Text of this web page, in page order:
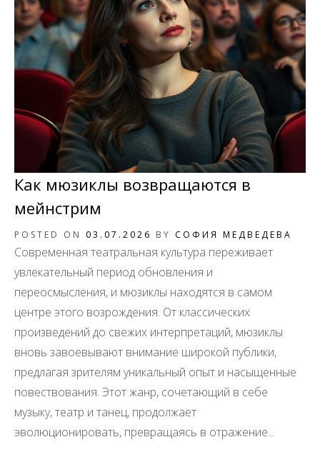
Как мюзиклы возвращаются в
мейнстрим
POSTED ON 03.07.2026 BY СОФИЯ МЕДВЕДЕВА
Современная театральная культура переживает
увлекательный период обновления и
переосмысления, и мюзиклы находятся в самом
центре этого возрождения. От классических
произведений до свежих интерпретаций, мюзиклы
вновь завоевывают внимание широкой публики,
предлагая зрителям уникальный опыт и насыщенные
повествования. Этот жанр, сочетающий в себе
музыку, театр и танец, продолжает
эволюционировать, превращаясь в отражение...